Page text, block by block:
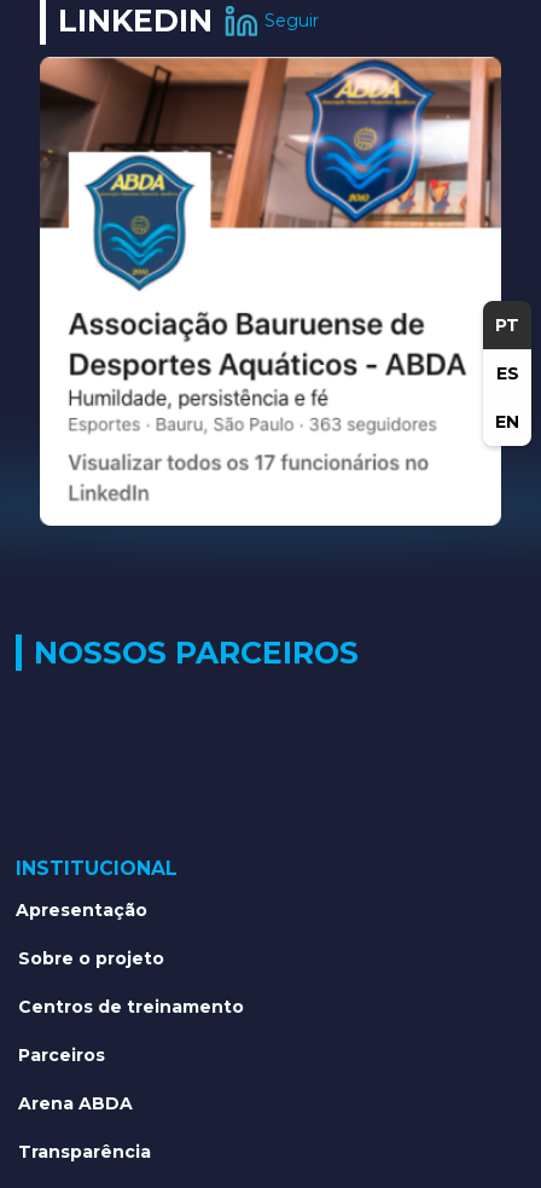
PT
ES
EN
LINKEDIN Seguir
NOSSOS PARCEIROS
INSTITUCIONAL
Apresentação
Sobre o projeto
Centros de treinamento
Parceiros
Arena ABDA
Transparência